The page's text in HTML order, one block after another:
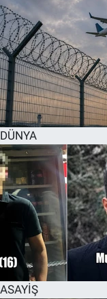
DÜNYA
ASAYİŞ